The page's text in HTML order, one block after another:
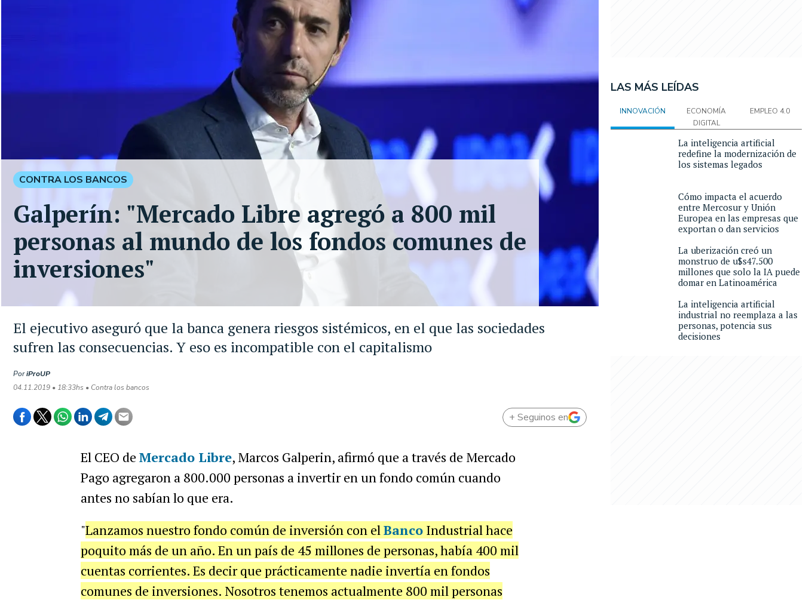
El ejecutivo aseguró que la banca genera riesgos sistémicos, en el que las sociedades
sufren las consecuencias. Y eso es incompatible con el capitalismo
PoriProUP
04.11.2019 • 18:33hs • Contra los bancos
CONTRA LOS BANCOS
Galperín: "Mercado Libre agregó a 800 mil
personas al mundo de los fondos comunes de
inversiones"
+ Seguinos en
El CEO de Mercado Libre, Marcos Galperin, afirmó que a través de Mercado
Pago agregaron a 800.000 personas a invertir en un fondo común cuando
antes no sabían lo que era.
"Lanzamos nuestro fondo común de inversión con elBancoIndustrial hace
poquito más de un año. En un país de 45 millones de personas, había 400 mil
cuentas corrientes. Es decir que prácticamente nadie invertía en fondos
comunes de inversiones. Nosotros tenemos actualmente 800 mil personas
LAS MÁS LEÍDAS
INNOVACIÓN
ECONOMÍA
DIGITAL
EMPLEO 4.0
La inteligencia artificial
redefine la modernización de
los sistemas legados
Cómo impacta el acuerdo
entre Mercosur y Unión
Europea en las empresas que
exportan o dan servicios
La uberización creó un
monstruo de u$s47.500
millones que solo la IA puede
domar en Latinoamérica
La inteligencia artificial
industrial no reemplaza a las
personas, potencia sus
decisiones